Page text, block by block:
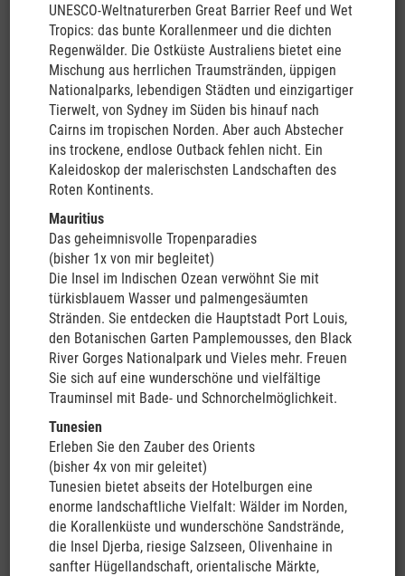
UNESCO-Weltnaturerben Great Barrier Reef und Wet
Tropics: das bunte Korallenmeer und die dichten
Regenwälder. Die Ostküste Australiens bietet eine
Mischung aus herrlichen Traumstränden, üppigen
Nationalparks, lebendigen Städten und einzigartiger
Tierwelt, von Sydney im Süden bis hinauf nach
Cairns im tropischen Norden. Aber auch Abstecher
ins trockene, endlose Outback fehlen nicht. Ein
Kaleidoskop der malerischsten Landschaften des
Roten Kontinents.
Mauritius
Das geheimnisvolle Tropenparadies
(bisher 1x von mir begleitet)
Die Insel im Indischen Ozean verwöhnt Sie mit
türkisblauem Wasser und palmengesäumten
Stränden. Sie entdecken die Hauptstadt Port Louis,
den Botanischen Garten Pamplemousses, den Black
River Gorges Nationalpark und Vieles mehr. Freuen
Sie sich auf eine wunderschöne und vielfältige
Trauminsel mit Bade- und Schnorchelmöglichkeit.
Tunesien
Erleben Sie den Zauber des Orients
(bisher 4x von mir geleitet)
Tunesien bietet abseits der Hotelburgen eine
enorme landschaftliche Vielfalt: Wälder im Norden,
die Korallenküste und wunderschöne Sandstrände,
die Insel Djerba, riesige Salzseen, Olivenhaine in
sanfter Hügellandschaft, orientalische Märkte,
Reisegruppe: Unsere Reisegruppen bestehen aus Teilnehmern
verschiedensten Alters. Die jüngsten Mitreisenden waren
Anfang 20, die älteren bereits über 70 Jahre alt. Das Alter ist
also bunt gemischt, und gerade auch das hielten wir alle bisher
immer für ausgesprochen vorteilhaft!
Campingplätze
sind recht preisgünstig und überall zu finden. Bei
fast allen dieser campgrounds können wir, sofern gewünscht,
organisierte Tagesausflüge buchen, z. B. Rundflüge, Gletscher-
Wer möchte, kann in Neuseeland auch einmal "wild" campen -
das ist nahezu überall problemlos möglich!
Veranstalter:
Zu Ihrer Sicherheit (z.B. Insolvenzsicherungsschein
etc.) steht aus reiserechtlichen Gründen als Veranstalter ein
renommierter Spezialveranstalter hinter meinen Reisen (siehe
Buchungsformular
). Auf Wunsch können Sie Ihre Reise gerne
auch nach Ihren individuellen Vorstellungen um einen Abstecher
(z.B. nach Asien, in die Südsee usw.) oder eine Verlängerung vor
Ort beliebig erweitern!
André Pflanz, Ihr Reisebegleiter